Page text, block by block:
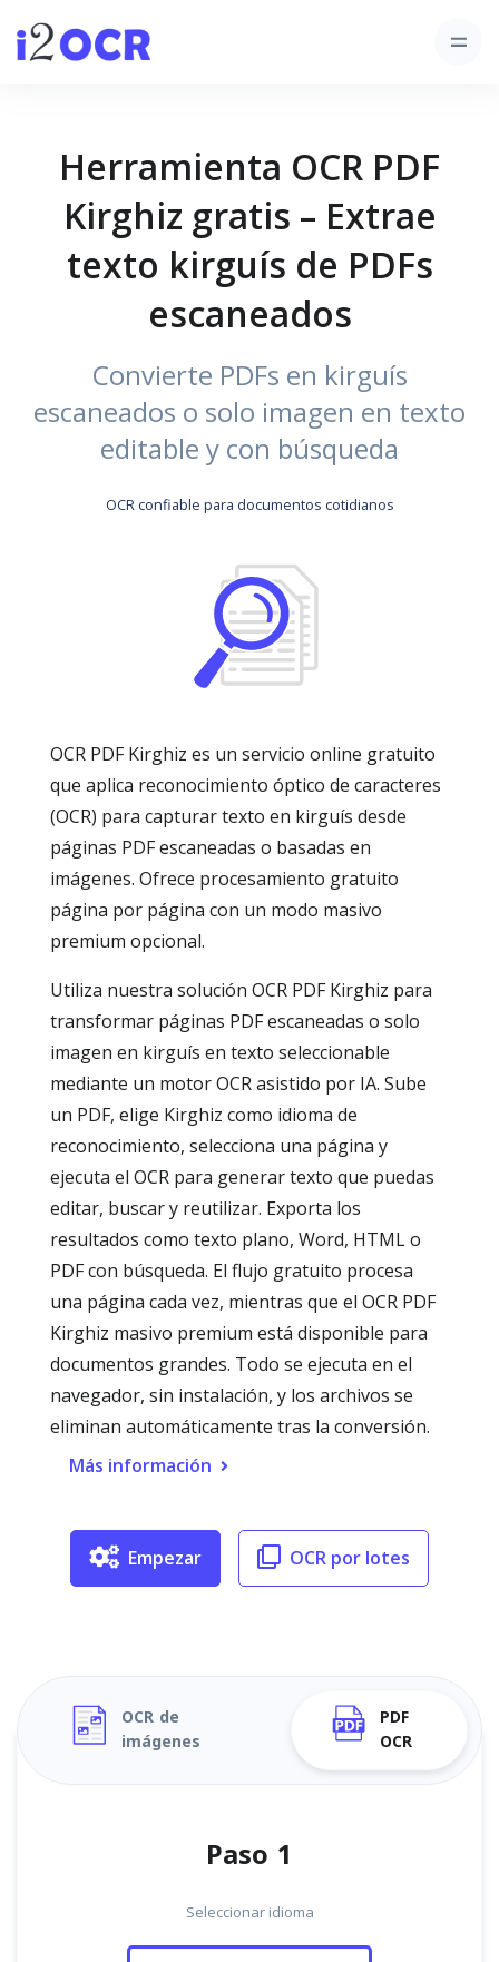
Herramienta OCR PDF
Kirghiz gratis – Extrae
texto kirguís de PDFs
escaneados
Convierte PDFs en kirguís
escaneados o solo imagen en texto
editable y con búsqueda
OCR confiable para documentos cotidianos
OCR PDF Kirghiz es un servicio online gratuito
que aplica reconocimiento óptico de caracteres
(OCR) para capturar texto en kirguís desde
páginas PDF escaneadas o basadas en
imágenes. Ofrece procesamiento gratuito
página por página con un modo masivo
premium opcional.
Utiliza nuestra solución OCR PDF Kirghiz para
transformar páginas PDF escaneadas o solo
imagen en kirguís en texto seleccionable
mediante un motor OCR asistido por IA. Sube
un PDF, elige Kirghiz como idioma de
reconocimiento, selecciona una página y
ejecuta el OCR para generar texto que puedas
editar, buscar y reutilizar. Exporta los
resultados como texto plano, Word, HTML o
PDF con búsqueda. El flujo gratuito procesa
una página cada vez, mientras que el OCR PDF
Kirghiz masivo premium está disponible para
documentos grandes. Todo se ejecuta en el
navegador, sin instalación, y los archivos se
eliminan automáticamente tras la conversión.
Más información
Empezar OCR por lotes
OCR de
imágenes
PDF
OCR
Paso 1
Seleccionar idioma